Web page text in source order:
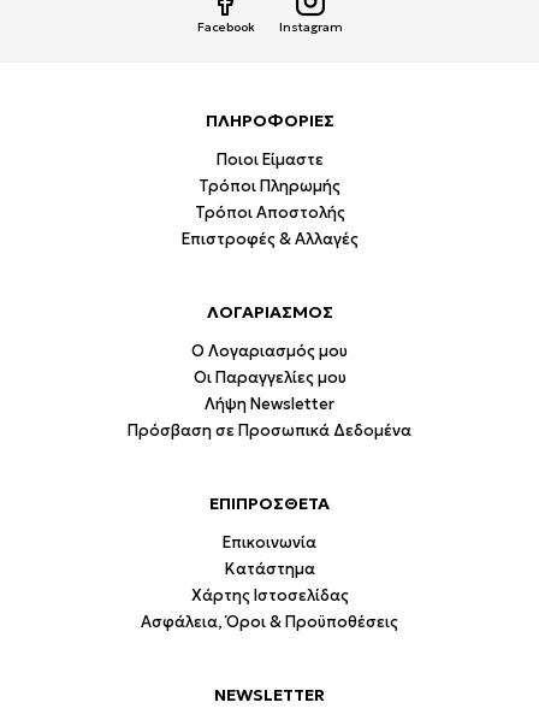
Facebook Instagram
ΠΛΗΡΟΦΟΡΙΕΣ
Ποιοι Είμαστε
Τρόποι Πληρωμής
Τρόποι Αποστολής
Επιστροφές & Αλλαγές
ΛΟΓΑΡΙΑΣΜΟΣ
Ο Λογαριασμός μου
Οι Παραγγελίες μου
Λήψη Newsletter
Πρόσβαση σε Προσωπικά Δεδομένα
ΕΠΙΠΡΟΣΘΕΤΑ
Επικοινωνία
Κατάστημα
Χάρτης Ιστοσελίδας
Ασφάλεια, Όροι & Προϋποθέσεις
NEWSLETTER